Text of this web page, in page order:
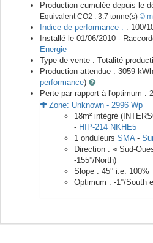
Production cumulée depuis le
Equivalent CO2 : 3.7 tonne(s) ©
Indice de performance : : 100/
Installé le 01/06/2010 -
Energie
Type de vente : Totalité
Production attendue : 3059
performance)
Perte par rapport à l'optimum :
Zone: Unknown - 2996 Wp
18m² intégré
- HIP-214 NKHE5
1 onduleurs SMA-
Direction : ≈ Sud-
-155°/North)
Slope : 45° i.e. 100%
Optimum : -1°/South